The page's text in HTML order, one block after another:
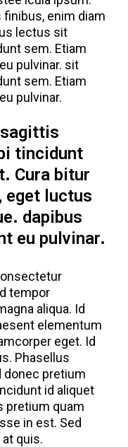
enim diam
lectus sit
sem. Etiam
pulvinar. sit
sem. Etiam
pulvinar.
tincidunt
Cura bitur
eget luctus
dapibus
eu pulvinar.
tempor
aliqua. Id
elementum
eget. Id
Phasellus
pretium
id aliquet
pretium quam
in est. Sed
quis.